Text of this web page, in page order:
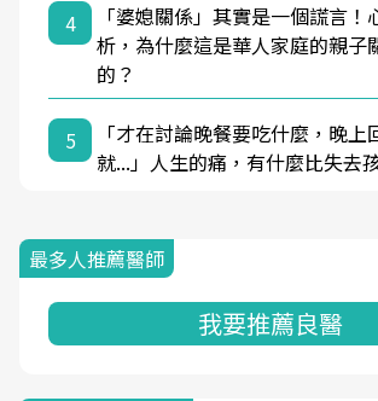
4
「婆媳關係」其實是一個謊言
析，為什麼這是華人家庭的親子
的？
5
「才在討論晚餐要吃什麼，晚上
就...」人生的痛，有什麼比失去
最多人推薦醫師
我要推薦良醫